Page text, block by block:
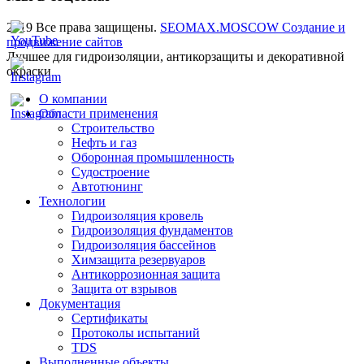
2019 Все права защищены. SEOMAX.MOSCOW Создание и
продвижение сайтов
Лучшее для гидроизоляции, антикорзащиты и декоративной
окраски
О компании
Области применения
Строительство
Нефть и газ
Оборонная промышленность
Судостроение
Автотюнинг
Технологии
Гидроизоляция кровель
Гидроизоляция фундаментов
Гидроизоляция бассейнов
Химзащита резервуаров
Антикоррозионная защита
Защита от взрывов
Документация
Сертификаты
Протоколы испытаний
TDS